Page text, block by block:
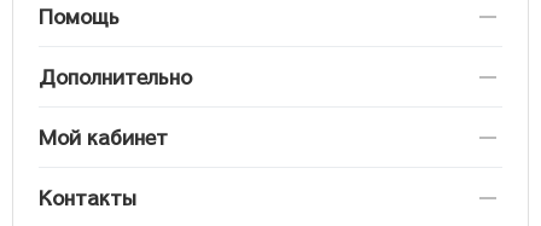
Помощь
Дополнительно
Мой кабинет
Контакты